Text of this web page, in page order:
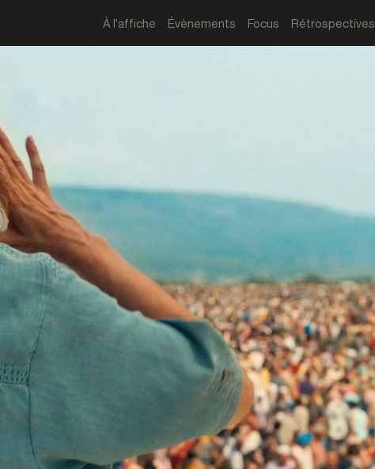
À l'affiche Évènements Focus Rétrospectives